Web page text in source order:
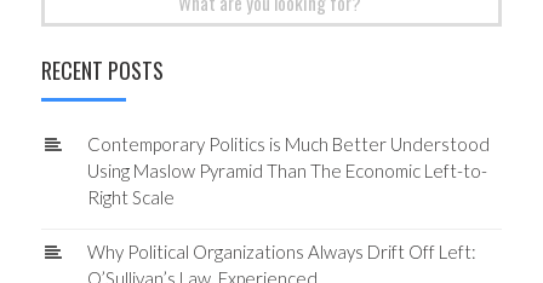
RECENT POSTS
Contemporary Politics is Much Better Understood
Using Maslow Pyramid Than The Economic Left-to-
Right Scale
Why Political Organizations Always Drift Off Left:
O’Sullivan’s Law, Experienced